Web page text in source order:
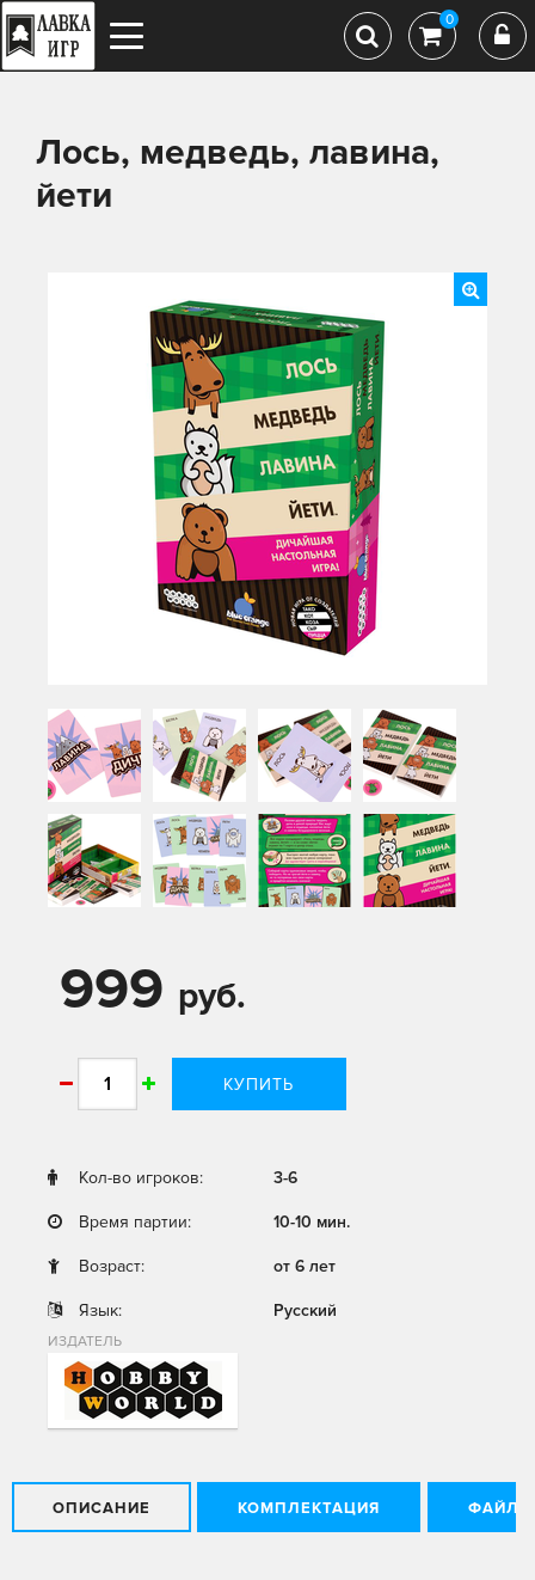
0
Лось, медведь, лавина,
йети
999 руб.
КУПИТЬ
Кол-во игроков: 3-6
Время партии: 10-10 мин.
Возраст: от 6 лет
Язык: Русский
ИЗДАТЕЛЬ
ОПИСАНИЕ КОМПЛЕКТАЦИЯ ФАЙЛЫ